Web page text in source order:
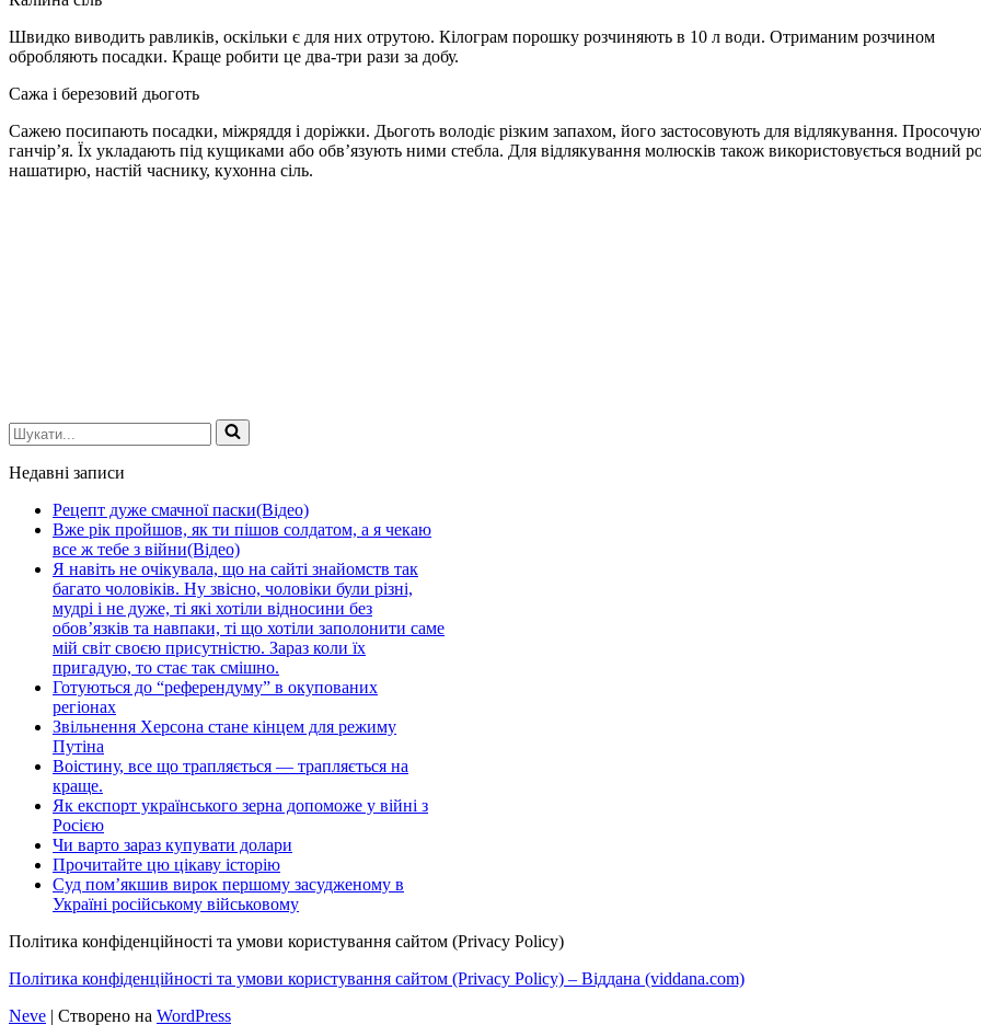
Швидко виводить равликів, оскільки є для них отрутою. Кілограм порошку розчиняють в 10 л води. Отриманим розчином
обробляють посадки. Краще робити це два-три рази за добу.
Сажа і березовий дьоготь
Сажею посипають посадки, міжряддя і доріжки. Дьоготь володіє різким запахом, його застосовують для відлякування.
ганчір’я. Їх укладають під кущиками або обв’язують ними стебла. Для відлякування молюсків також використовується водний
нашатирю, настій часнику, кухонна сіль.
Шукати...
Недавні записи
Рецепт дуже смачної паски(Відео)
Вже рік пройшов, як ти пішов солдатом, а я чекаю
все ж тебе з війни(Відео)
Я навіть не очікувала, що на сайті знайомств так
багато чоловіків. Ну звісно, чоловіки були різні,
мудрі і не дуже, ті які хотіли відносини без
обов’язків та навпаки, ті що хотіли заполонити саме
мій світ своєю присутністю. Зараз коли їх
пригадую, то стає так смішно.
Готуються до “референдуму” в окупованих
регіонах
Звільнення Херсона стане кінцем для режиму
Путіна
Воістину, все що трапляється — трапляється на
краще.
Як експорт українського зерна допоможе у війні з
Росією
Чи варто зараз купувати долари
Прочитайте цю цікаву історію
Суд пом’якшив вирок першому засудженому в
Україні російському військовому
Політика конфіденційності та умови користування сайтом (Privacy Policy)
Політика конфіденційності та умови користування сайтом (Privacy Policy) – Віддана (viddana.com)
Neve | Створено на WordPress